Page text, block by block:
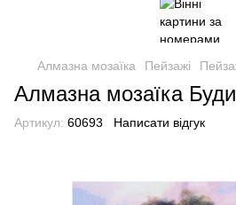
Алмазна мозаїка Пейзажі
Алмазна мозаїка
Артикул: 60693 Написати відгук